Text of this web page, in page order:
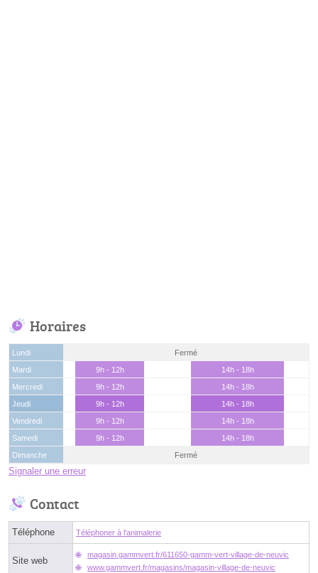
Horaires
Lundi
Fermé
Mardi
9h - 12h
14h - 18h
Mercredi
9h - 12h
14h - 18h
Jeudi
9h - 12h
14h - 18h
Vendredi
9h - 12h
14h - 18h
Samedi
9h - 12h
14h - 18h
Dimanche
Fermé
Signaler une erreur
Contact
Téléphone Téléphoner à l'animalerie
Site web
magasin.gammvert.fr/611650-gamm-vert-village-de-neuvic
www.gammvert.fr/magasins/magasin-village-de-neuvic